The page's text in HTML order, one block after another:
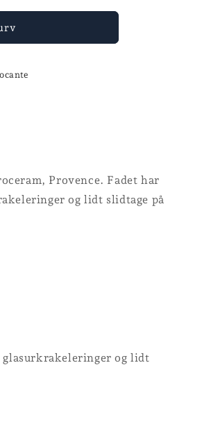
Provence. Fadet har
og lidt slidtage på
glasurkrakeleringer og lidt